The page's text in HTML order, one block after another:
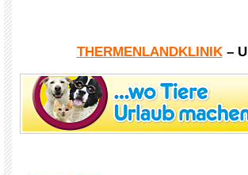
THERMENLANDKLINIK–